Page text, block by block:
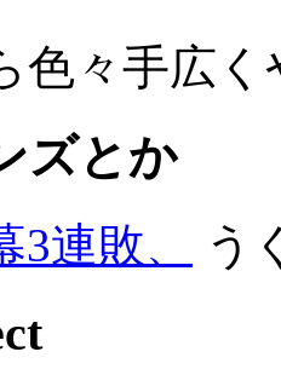
色々手広
ズとか
連敗、 う